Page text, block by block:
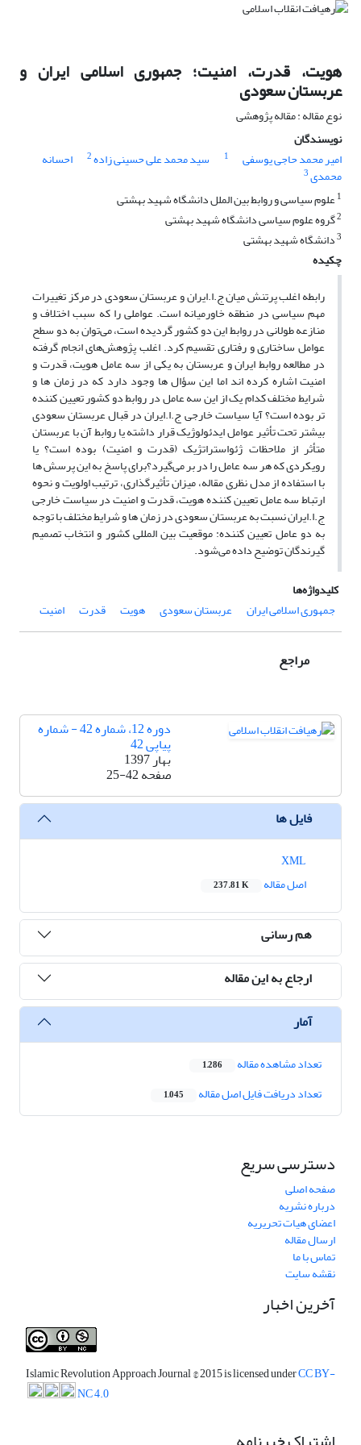
هویت، قدرت، امنیت؛ جمهوری اسلامی ایران و
عربستان سعودی
نوع مقاله : مقاله پژوهشی
نویسندگان
امیر محمد حاجی یوسفی
1 سید محمد علی حسینی زاده2 احسانه
محمدی3
1علوم سیاسی و روابط بین الملل دانشگاه شهید بهشتی
2گروه علوم سیاسی دانشگاه شهید بهشتی
3دانشگاه شهید بهشتی
چکیده
رابطه اغلب پرتنش میان ج.ا.ایران و عربستان سعودی در مرکز تغییرات
مهم سیاسی در منطقه خاورمیانه است. عواملی را که سبب اختلاف و
منازعه طولانی در روابط این دو کشور گردیده است، می‌توان به دو سطح
عوامل ساختاری و رفتاری تقسیم کرد. اغلب پژوهش‌های انجام گرفته
در مطالعه روابط ایران و عربستان به یکی از سه عامل هویت، قدرت و
امنیت اشاره کرده اند اما این سؤال ها وجود دارد که در زمان ها و
شرایط مختلف کدام یک از این سه عامل در روابط دو کشور تعیین کننده
تر بوده است؟ آیا سیاست خارجی ج.ا.ایران در قبال عربستان سعودی
بیشتر تحت تأثیر عوامل ایدئولوژیک قرار داشته یا روابط آن با عربستان
متأثر از ملاحظات ژئواستراتژیک (قدرت و امنیت) بوده است؟ یا
رویکردی که هر سه عامل را در بر می‌گیرد؟برای پاسخ به این پرسش ها
با استفاده از مدل نظری مقاله، میزان تأثیرگذاری، ترتیب اولویت و نحوه
ارتباط سه عامل تعیین کننده هویت، قدرت و امنیت در سیاست خارجی
ج.ا.ایران نسبت به عربستان سعودی در زمان ها و شرایط مختلف با توجه
به دو عامل تعیین کننده: موقعیت بین المللی کشور و انتخاب تصمیم
گیرندگان توضیح داده می‌شود.
کلیدواژه‌ها
جمهوری اسلامی ایران
عربستان سعودی هویت قدرت امنیت
مراجع
دوره 12، شماره 42 - شماره
پیاپی 42
بهار 1397
صفحه25-42
فایل ها
اصل مقاله
237.81 K
هم رسانی
ارجاع به این مقاله
آمار
تعداد مشاهده مقاله 1,286
تعداد دریافت فایل اصل مقاله 1,045
دسترسی سریع
صفحه اصلی
درباره نشریه
اعضای هیات تحریریه
ارسال مقاله
تماس با ما
نقشه سایت
آخرین اخبار
Islamic Revolution Approach Journal© 2015 is licensed underCC BY-
NC 4.0